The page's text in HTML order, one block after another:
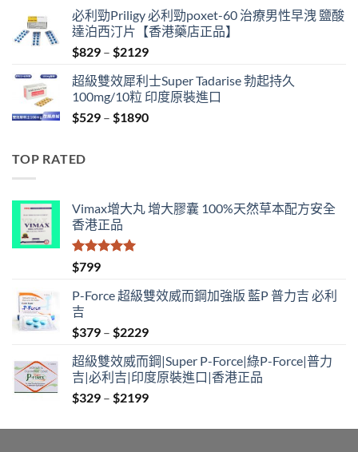
was:
$500.
is:
$399.
必利勁Priligy 必利勁poxet-60 治療男性早洩 鹽酸
達泊西汀片【香港藥店正品】
$829 – $2129Price
$829
through
$2129
超級雙效犀利士Super Tadarise 勃起持久
100mg/10粒 印度原裝進口
$529 – $1890Price
TOP RATED
Vimax增大丸 增大膠囊 100%天然草本配方安全
香港正品
評分
滿分 5
$799
P-Force 超級雙效威而鋼加強版 藍P 普力吉 必利
吉
$379 – $2229Price
$379
through
$2229
超級雙效威而鋼|Super P-Force|綠P-Force|普力
吉|必利吉|印度原裝進口|香港正品
$329 – $2199Price
$329